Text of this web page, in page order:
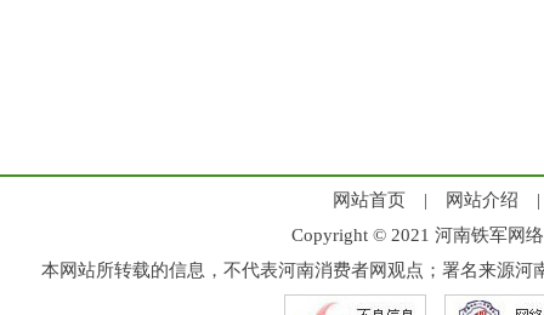
网站首页 | 网站介绍
Copyright © 2021 河南铁军网
本网站所转载的信息，不代表河南消费者网观点；署名来源